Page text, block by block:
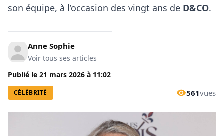
son équipe, à l’occasion des vingt ans de D&CO.
Anne Sophie
Voir tous ses articles
Publié le 21 mars 2026 à 11:02
CÉLÉBRITÉ 561vues